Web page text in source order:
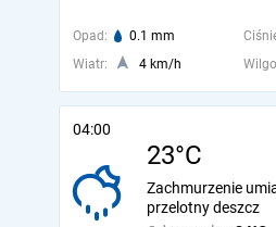
Opad: 0.1 mm
Wiatr:
4 km/h
04:00
23°C
Zachmurzenie
przelotny deszcz